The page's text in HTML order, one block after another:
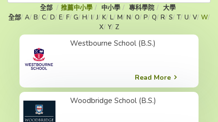
全部 推薦中小學 中小學 專科學院
大學
全部 A B C D E F G H I J K L M N O P Q R S T U V W
X Y Z
Westbourne School (B.S.)
Read More
Woodbridge School (B.S.)